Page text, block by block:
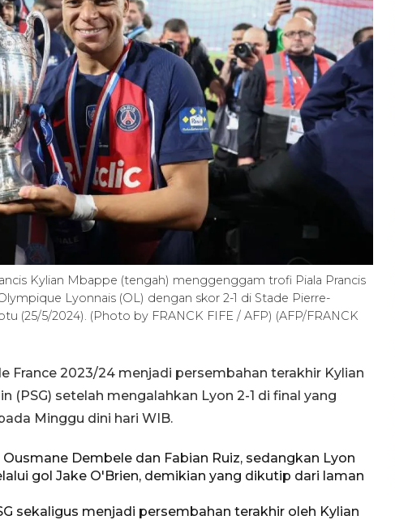
Kylian Mbappe (tengah) menggenggam trofi Piala Prancis
Lyonnais (OL) dengan skor 2-1 di Stade Pierre-
(25/5/2024). (Photo by FRANCK FIFE / AFP) (AFP/FRANCK
France 2023/24 menjadi persembahan terakhir Kylian
(PSG) setelah mengalahkan Lyon 2-1 di final yang
Minggu dini hari WIB.
Dembele dan Fabian Ruiz, sedangkan Lyon
gol Jake O'Brien, demikian yang dikutip dari laman
sekaligus menjadi persembahan terakhir oleh Kylian